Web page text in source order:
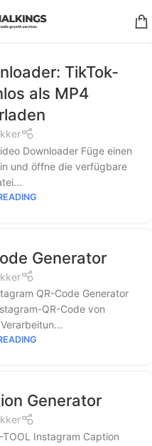
TikTok-
als MP4
Downloader Füge einen
und öffne die verfügbare
Generator
QR-Code Generator
QR-Code von
Generator
TOOL Instagram Caption